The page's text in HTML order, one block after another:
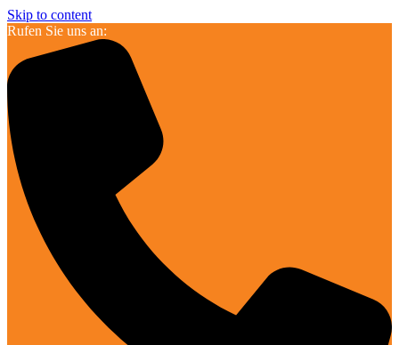
Skip to content
Rufen Sie uns an: